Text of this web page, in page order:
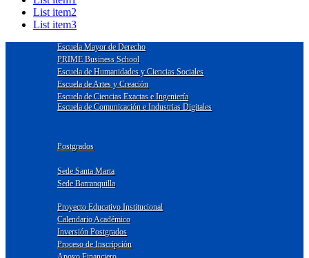
List item2
List item3
Escuela Mayor de Derecho
PRIME Business School
Escuela de Humanidades y Ciencias Sociales
Escuela de Artes y Creación
Escuela de Ciencias Exactas e Ingeniería
Escuela de Comunicación e Industrias Digitales
Postgrados
Sede Santa Marta
Sede Barranquilla
Proyecto Educativo Institucional
Calendario Académico
Inversión Postgrados
Proceso de Inscripción